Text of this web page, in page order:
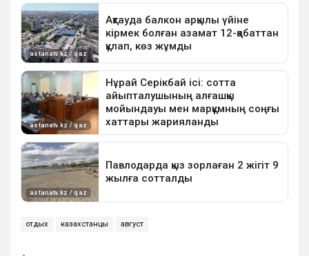
отдых казахстанцы август